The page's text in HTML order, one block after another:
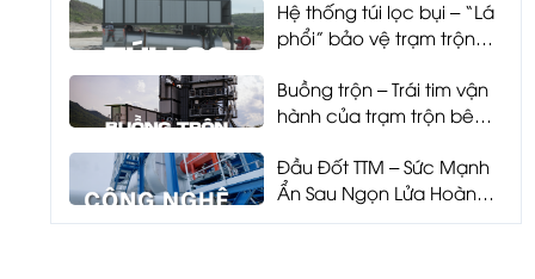
Thi Công Đường Bộ
Hệ thống túi lọc bụi – “Lá
phổi” bảo vệ trạm trộn
Buồng trộn – Trái tim vận
hành của trạm trộn bê
Đầu Đốt TTM – Sức Mạnh
Ẩn Sau Ngọn Lửa Hoàn
Hảo